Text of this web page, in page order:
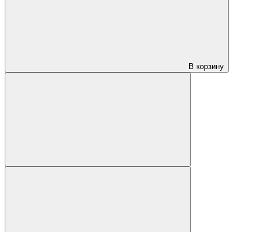
В корзину